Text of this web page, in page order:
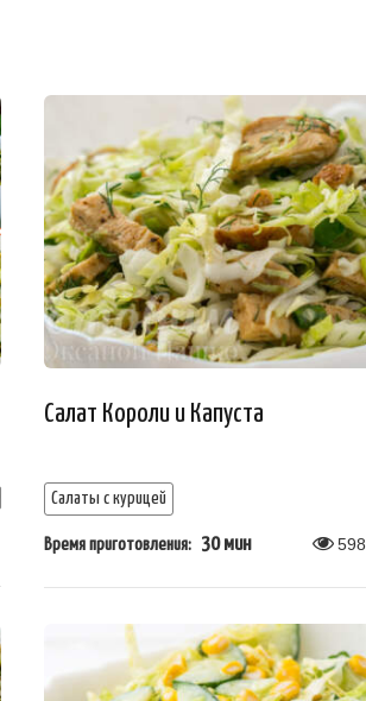
Салат Короли и Капуста
Салаты с курицей
Время приготовления: 30 мин 598